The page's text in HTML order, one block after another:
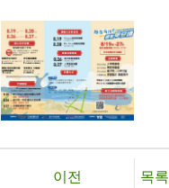
이전 목